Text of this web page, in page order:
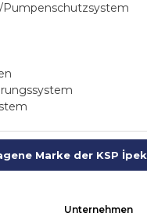
Pumpenschutzsystem
Marke der KSP
Unternehmen